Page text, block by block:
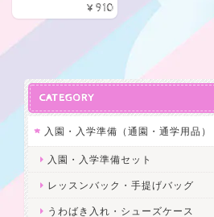
¥910
CATEGORY
入園・入学準備（通園・通学用品）
入園・入学準備セット
レッスンバック・手提げバッグ
うわばき入れ・シューズケース